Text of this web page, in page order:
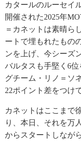
カタールのルーセイ
開催された2025年
＝カネットは素晴ら
ートで埋もれたもの
ンを上げ、今シーズ
バルタスも手堅く6
グチーム・リノ＝ソ
22ポイント差をつけ
カネットはここまで
り、本日、それを万
からスタートしなが